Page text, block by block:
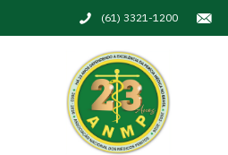
(61) 3321-1200